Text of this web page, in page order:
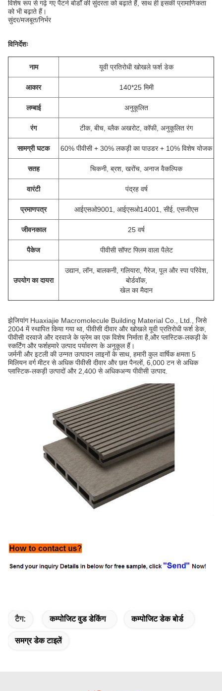
विशेष रूप से गढ़े गए पैटर्न बोर्डों की सुंदरता को बढ़ाते हैं, साथ ही इसकी प्रामाणिकता
को भी बढ़ाते हैं।
सुंदर/मजबूत/निर्भर
विनिर्देशः
नाम यूवी प्रतिरोधी खोखले फर्श डेक
आकार 140*25 मिमी
लम्बाई अनुकूलित
रंग टीक, बीच, ब्लैक अखरोट, कॉफी, अनुकूलित रंग
सामग्री घटक 60% पीवीसी + 30% लकड़ी का पाउडर + 10% विशेष योजक
सतह चिकनी, ब्रश, खरोंच, अनाज वैकल्पिक
वारंटी पंद्रह वर्ष
प्रमाणपत्र आईएसओ9001, आईएसओ14001, सीई, एसजीएस
जीवनकाल 25 वर्ष
पैकेज पीवीसी सॉफ्ट फ्लिम वाला पैलेट
उपयोग का दायरा
उद्यान, लॉन, बालकनी, गलियारा, गैरेज, पूल और स्पा परिवेश,
बोर्डवॉक,
खेल का मैदान
झेजियांग Huaxiajie Macromolecule Building Material Co., Ltd., जिसे
2004 में स्थापित किया गया था, पीवीसी दीवार और खोखले यूवी प्रतिरोधी फर्श डेक,
पीवीसी दरवाजे और दरवाजे के फ्रेम का एक विशेष निर्माता है,और प्लास्टिक-लकड़ी के
स्कर्टिंग और फर्शहमारे उत्पाद पर्यावरण के अनुकूल हैं।
जर्मनी और इटली की उन्नत उत्पादन लाइनों के साथ, हमारी कुल वार्षिक क्षमता 5
मिलियन वर्ग मीटर से अधिक पीवीसी दीवार और छत पैनलों, 6,000 टन से अधिक
प्लास्टिक-लकड़ी उत्पादों और 2,400 से अधिकअन्य पीवीसी उत्पाद.
टैग: कम्पोजिट वुड डेकिंग कम्पोजिट डेक बोर्ड
समग्र डेक टाइलें